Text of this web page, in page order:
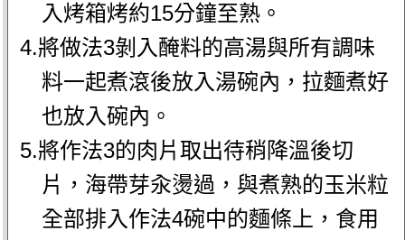
入烤箱烤約15分鐘至熟。
4.將做法3剝入醃料的高湯與所有調味
料一起煮滾後放入湯碗內，拉麵煮好
也放入碗內。
5.將作法3的肉片取出待稍降溫後切
片，海帶芽汆燙過，與煮熟的玉米粒
全部排入作法4碗中的麵條上，食用